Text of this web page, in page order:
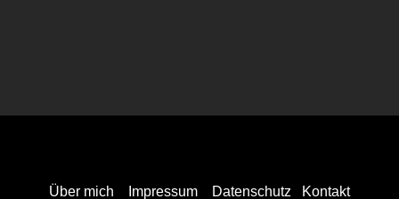
Über mich Impressum Datenschutz Kontakt